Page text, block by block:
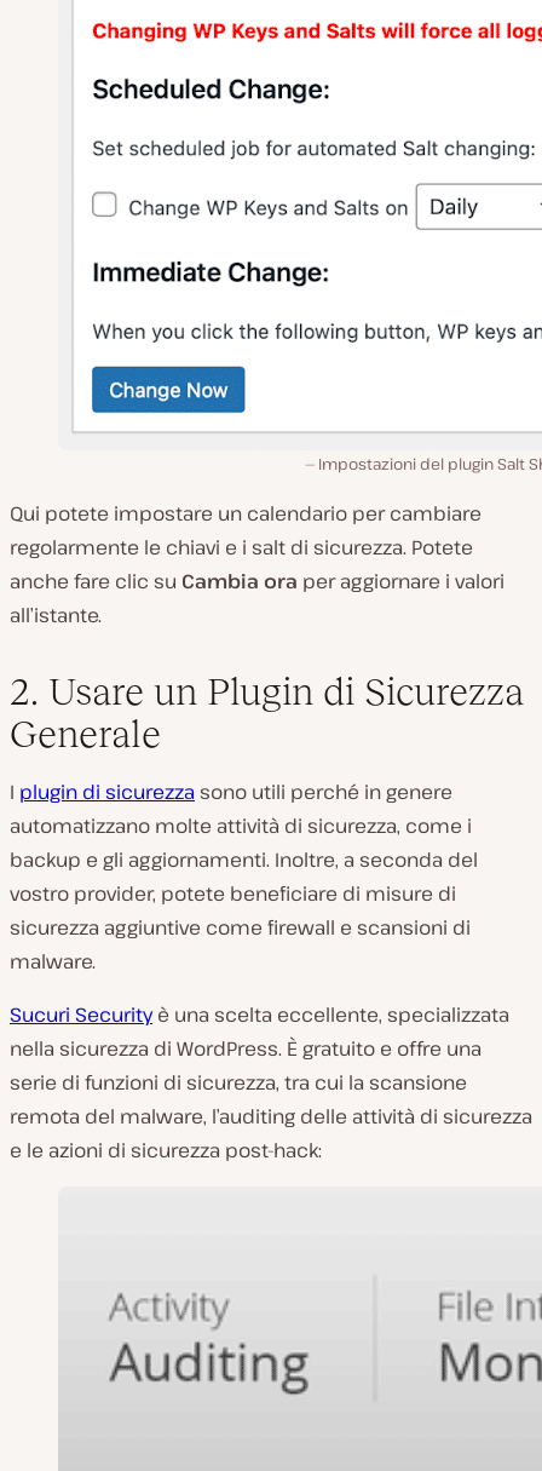
Impostazioni del plugin Salt
Qui potete impostare un calendario per cambiare
regolarmente le chiavi e i salt di sicurezza. Potete
anche fare clic su Cambia ora per aggiornare i valori
all’istante.
2. Usare un Plugin di Sicurezza
Generale
I plugin di sicurezza sono utili perché in genere
automatizzano molte attività di sicurezza, come i
backup e gli aggiornamenti. Inoltre, a seconda del
vostro provider, potete beneficiare di misure di
sicurezza aggiuntive come firewall e scansioni di
malware.
Sucuri Securityè una scelta eccellente, specializzata
nella sicurezza di WordPress. È gratuito e offre una
serie di funzioni di sicurezza, tra cui la scansione
remota del malware, l’auditing delle attività di sicurezza
e le azioni di sicurezza post-hack: